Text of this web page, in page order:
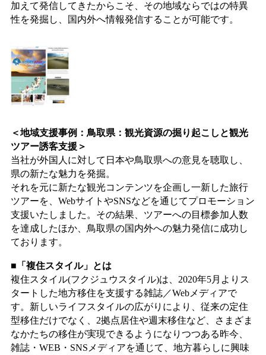
加えて発信してきたからこそ、その地域ならではの特異
性を発掘し、国内外へ情報発信することが可能です。
＜地域支援事例：鳥取県：観光資源の掘り起こしと観光
ツアー誘客支援＞
当社が外国人に対して日本や鳥取県への意見を聴取し、
県の新たな魅力を発掘。
それを元に新たな観光コンテンツを企画し一新した旅行
ツアーを、WebサイトやSNSなどを通じてプロモーション
支援いたしました。その結果、ツアーへの目標参加人数
を達成したほか、鳥取県の国内外への魅力発信に成功し
ております。
■「複住スタイル」とは
複住スタイル(フクジュウスタイル)は、2020年5月よりス
タートした地方移住を支援する雑誌／Webメディアで
す。新しいライフスタイルの広がりにより、従来の定住
型移住だけでなく、2拠点居住や週末移住など、さまざま
なかたちの移住が実現できるようになりつつある昨今、
雑誌・WEB・SNSメディアを通じて、地方暮らしに興味